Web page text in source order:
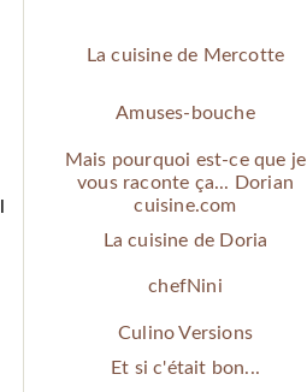
La cuisine de Mercotte
Amuses-bouche
Mais pourquoi est-ce que je
vous raconte ça... Dorian
cuisine.com
La cuisine de Doria
chefNini
Culino Versions
Et si c'était bon...